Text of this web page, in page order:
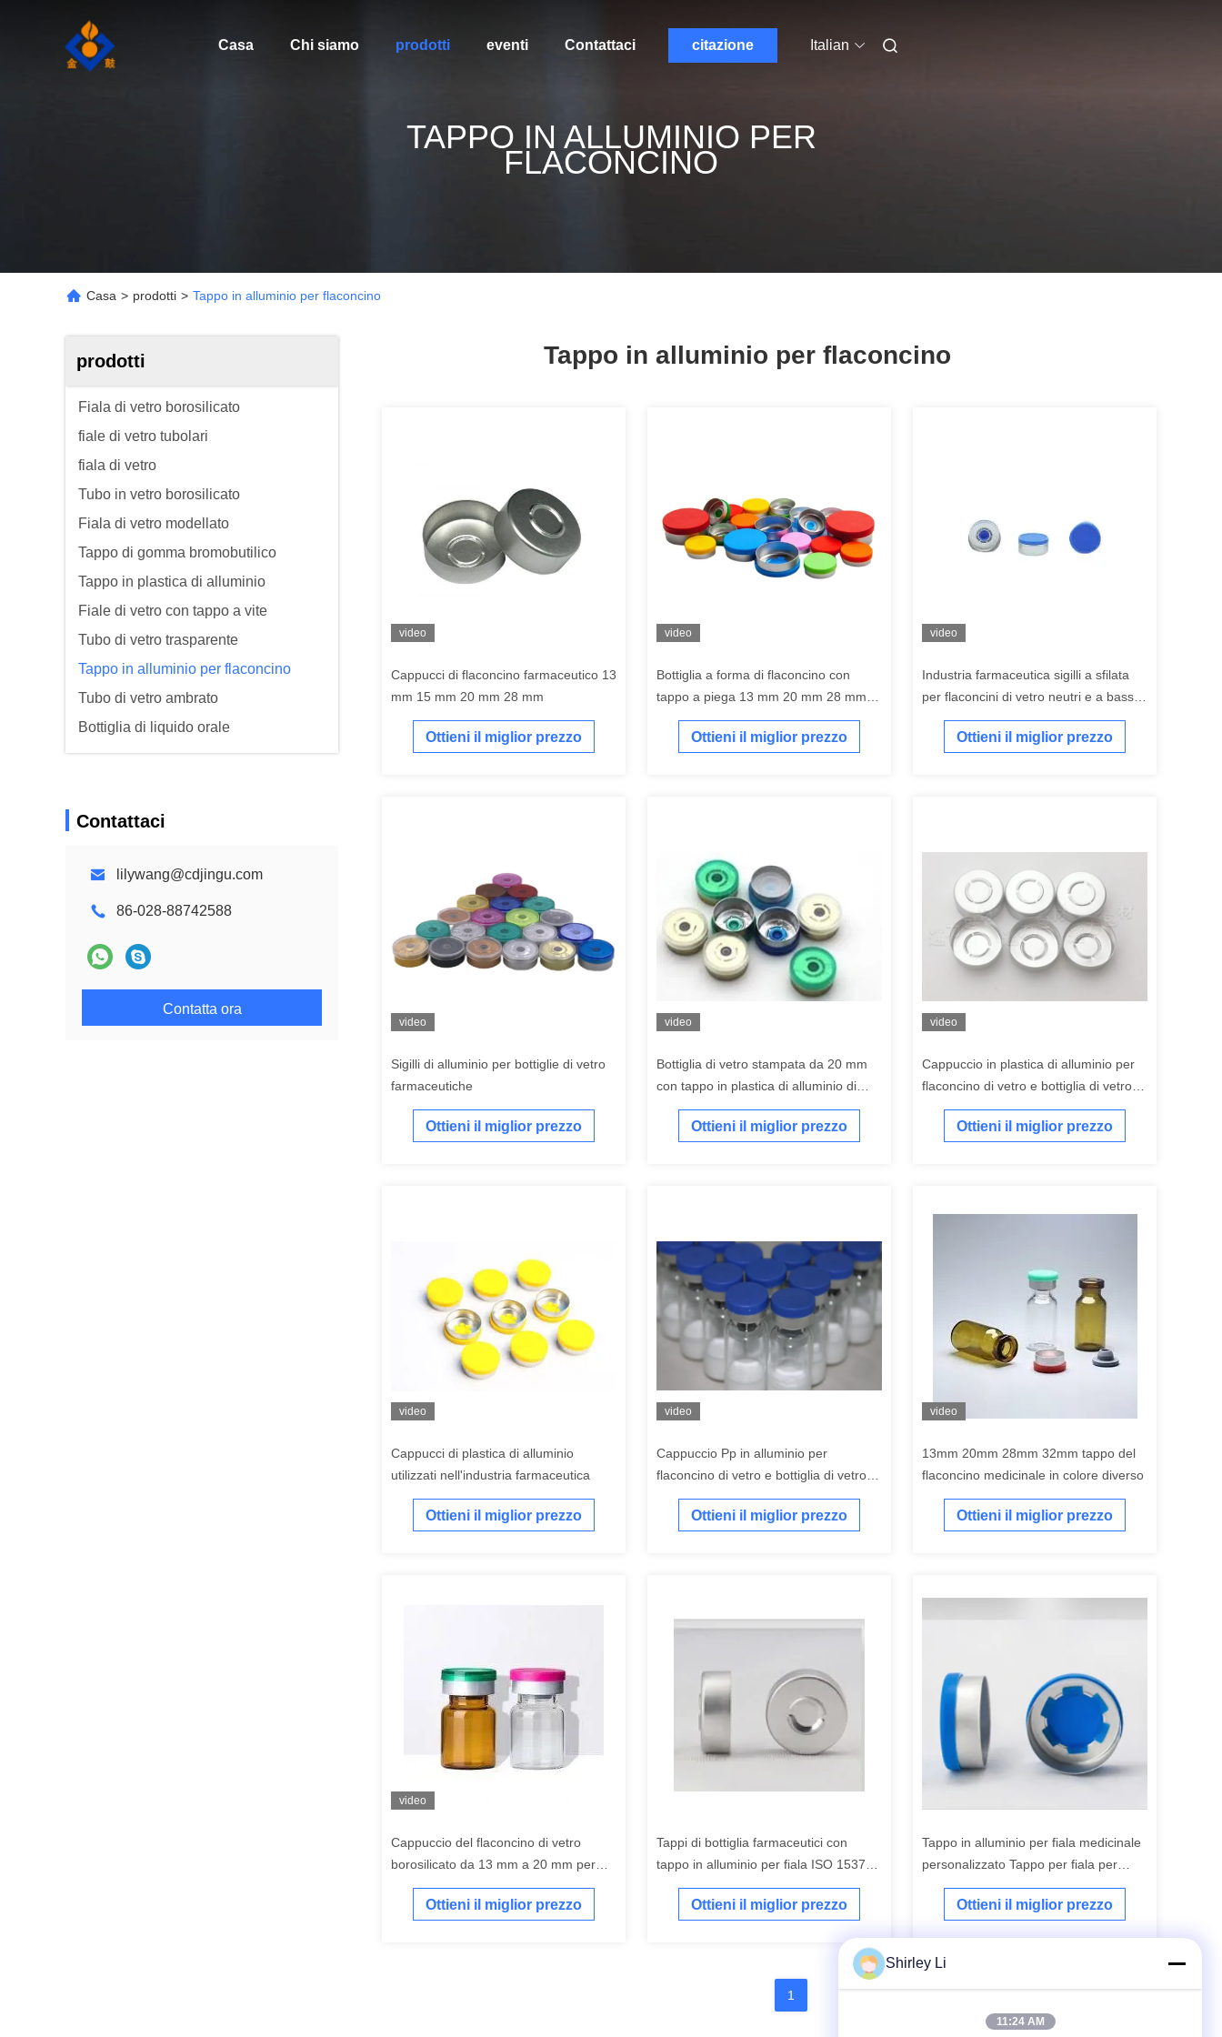
Casa Chi siamo prodotti eventi Contattaci citazione Italian
TAPPO IN ALLUMINIO PER
FLACONCINO
Casa > prodotti > Tappo in alluminio per flaconcino
prodotti
Fiala di vetro borosilicato
fiale di vetro tubolari
fiala di vetro
Tubo in vetro borosilicato
Fiala di vetro modellato
Tappo di gomma bromobutilico
Tappo in plastica di alluminio
Fiale di vetro con tappo a vite
Tubo di vetro trasparente
Tappo in alluminio per flaconcino
Tubo di vetro ambrato
Bottiglia di liquido orale
Contattaci
lilywang@cdjingu.com
86-028-88742588
Contatta ora
Tappo in alluminio per flaconcino
video
Cappucci di flaconcino farmaceutico 13
mm 15 mm 20 mm 28 mm
Ottieni il miglior prezzo
video
Bottiglia a forma di flaconcino con
tappo a piega 13 mm 20 mm 28 mm
32 mm
Ottieni il miglior prezzo
video
Industria farmaceutica sigilli a sfilata
per flaconcini di vetro neutri e a basso
contenuto di borosilicato
Ottieni il miglior prezzo
video
Sigilli di alluminio per bottiglie di vetro
farmaceutiche
Ottieni il miglior prezzo
video
Bottiglia di vetro stampata da 20 mm
con tappo in plastica di alluminio di
diverse dimensioni
Ottieni il miglior prezzo
video
Cappuccio in plastica di alluminio per
flaconcino di vetro e bottiglia di vetro
stampata
Ottieni il miglior prezzo
video
Cappucci di plastica di alluminio
utilizzati nell'industria farmaceutica
Ottieni il miglior prezzo
video
Cappuccio Pp in alluminio per
flaconcino di vetro e bottiglia di vetro
stampato
Ottieni il miglior prezzo
video
13mm 20mm 28mm 32mm tappo del
flaconcino medicinale in colore diverso
Ottieni il miglior prezzo
video
Cappuccio del flaconcino di vetro
borosilicato da 13 mm a 20 mm per
l'industria farmaceutica
Ottieni il miglior prezzo
Tappi di bottiglia farmaceutici con
tappo in alluminio per fiala ISO 15378
13mm 20mm
Ottieni il miglior prezzo
Tappo in alluminio per fiala medicinale
personalizzato Tappo per fiala per
iniezione da 13 mm a 32 mm
Ottieni il miglior prezzo
1
Shirley Li
11:24 AM